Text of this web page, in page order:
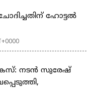
ഹോട്ടൽ
നടൻ സുരേഷ്